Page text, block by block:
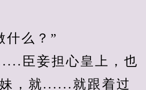
么？”
臣妾担心皇上，也
，就......就跟着过